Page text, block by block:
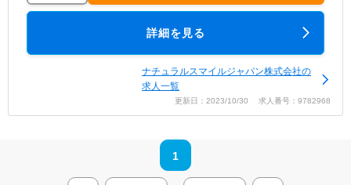
詳細を見る
ナチュラルスマイルジャパン株式会社の
求人一覧
更新日：2023/10/30 求人番号：9782968
1